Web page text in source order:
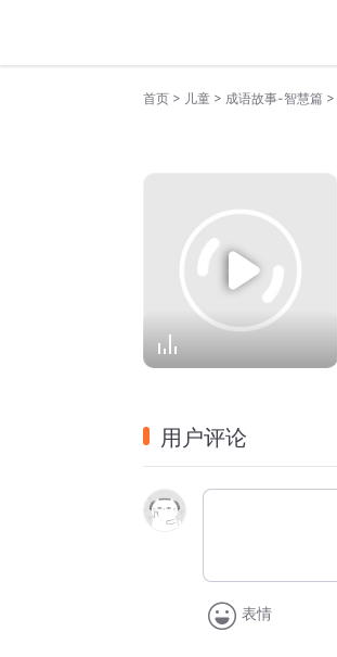
首页 > 儿童 > 成语故事-智慧篇 >
用户评论
表情